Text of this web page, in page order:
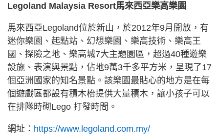
Legoland Malaysia Resort馬來西亞樂高樂園
馬來西亞Legoland位於新山，於2012年9月開放，有
迷你樂園、起點站、幻想樂園、樂高技術、樂高王
國、探險之地、樂高城7大主題園區，超過40種遊樂
設施、表演與景點，佔地9萬3千多平方米，呈現了17
個亞洲國家的知名景點。該樂園最貼心的地方是在每
個遊戲區都設有積木枱提供大量積木，讓小孩子可以
在排隊時砌Lego 打發時間。
網址： https://www.legoland.com.my/